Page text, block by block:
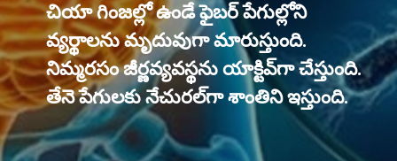
చియా గింజల్లో ఉండే ఫైబర్ పేగుల్లోని
వ్యర్థాలను మృదువుగా మారుస్తుంది.
నిమ్మరసం జీర్ణవ్యవస్థను యాక్టివ్‌గా చేస్తుంది.
తేనె పేగులకు నేచురల్‌గా శాంతిని ఇస్తుంది.